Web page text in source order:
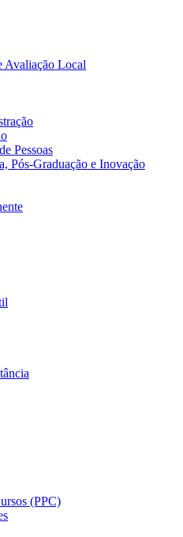
Avaliação Local
Pessoas
Pós-Graduação e Inovação
(PPC)